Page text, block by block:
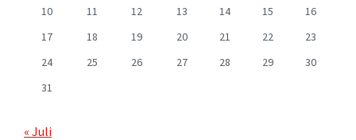
10
11 12 13 14 15
16
17
18 19 20 21 22
23
24
25 26 27 28 29
30
31
« Juli